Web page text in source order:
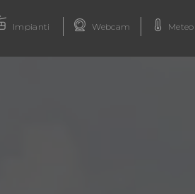
Impianti Webcam Meteo